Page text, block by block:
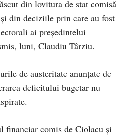
din lovitura de stat comisă
din deciziile prin care au fost
ai președintelui
luni, Claudiu Târziu.
de austeritate anunțate de
deficitului bugetar nu
financiar comis de Ciolacu și